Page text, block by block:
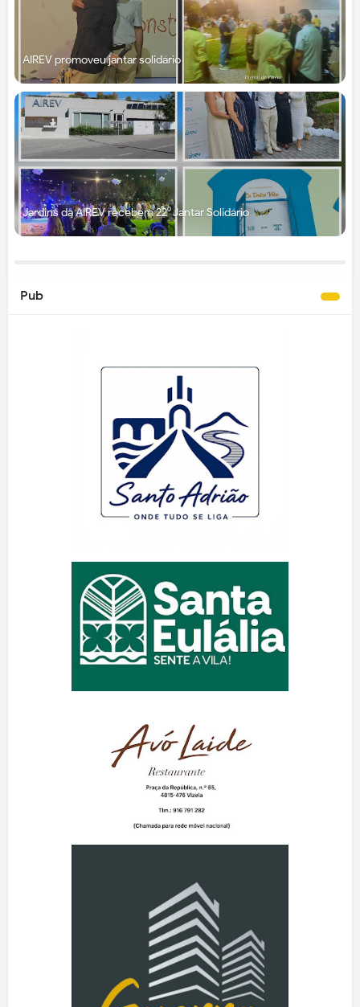
AIREV promoveu jantar solidário
Jardins da AIREV recebem 22⁰ Jantar Solidário
Pub